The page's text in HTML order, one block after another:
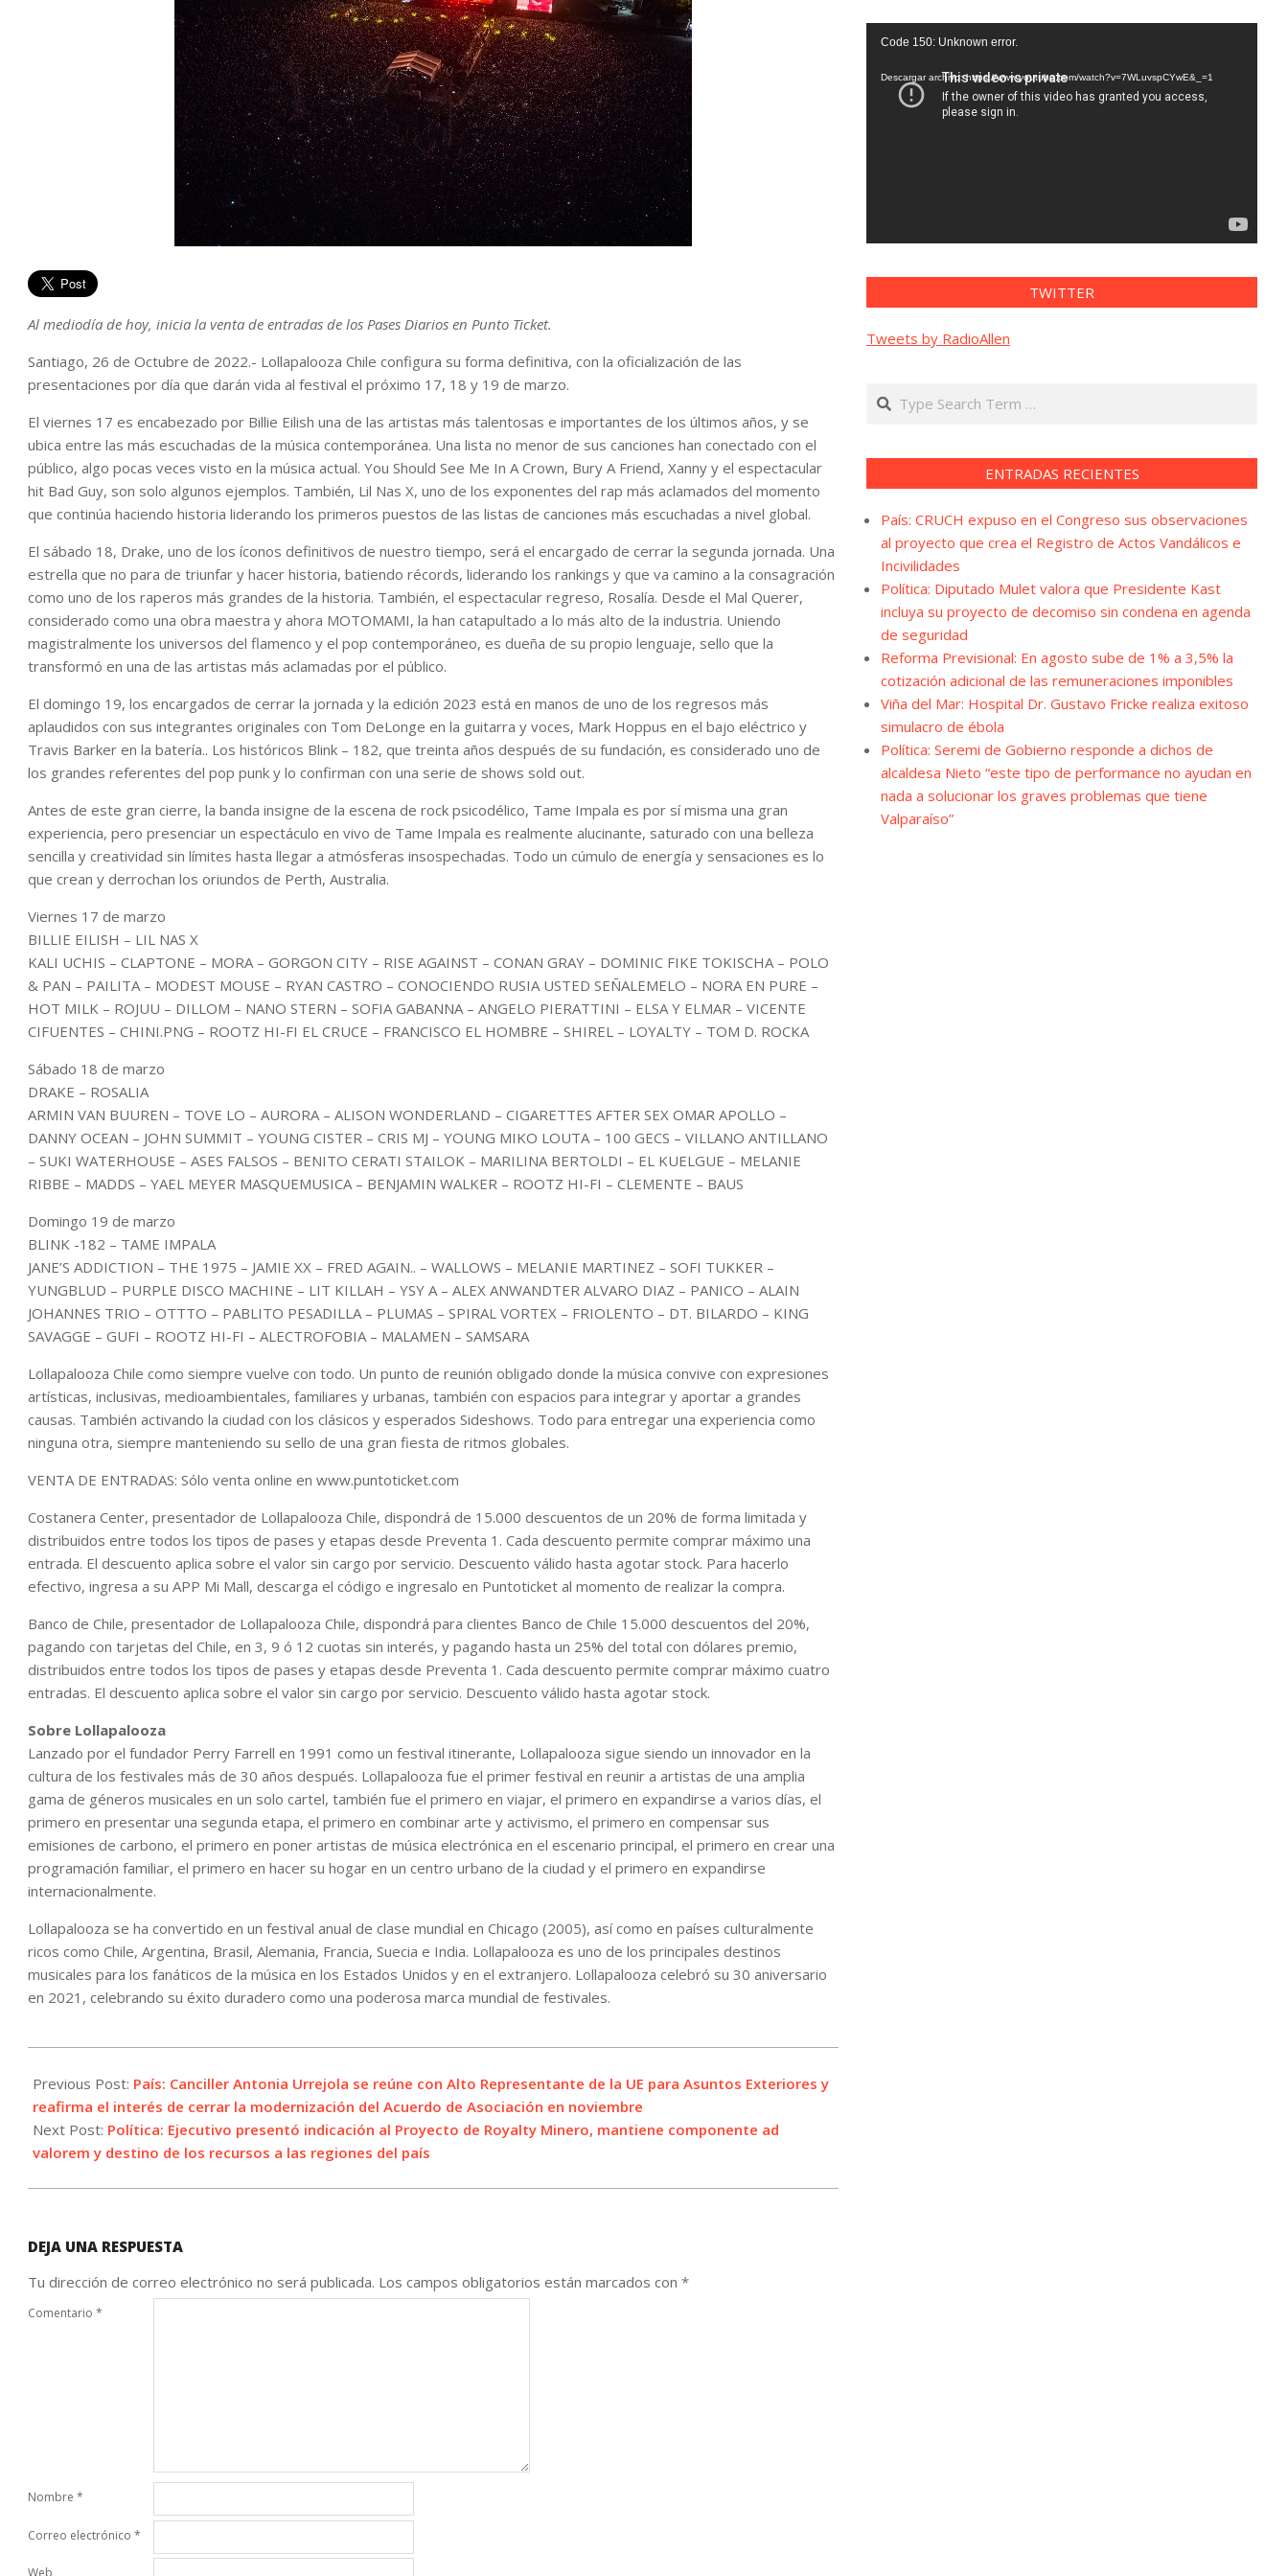
Al mediodía de hoy, inicia la venta de entradas de los Pases Diarios en Punto Ticket.
Santiago, 26 de Octubre de 2022.- Lollapalooza Chile configura su forma definitiva, con la oficialización de las
presentaciones por día que darán vida al festival el próximo 17, 18 y 19 de marzo.
El viernes 17 es encabezado por Billie Eilish una de las artistas más talentosas e importantes de los últimos años, y se
ubica entre las más escuchadas de la música contemporánea. Una lista no menor de sus canciones han conectado con el
público, algo pocas veces visto en la música actual. You Should See Me In A Crown, Bury A Friend, Xanny y el espectacular
hit Bad Guy, son solo algunos ejemplos. También, Lil Nas X, uno de los exponentes del rap más aclamados del momento
que continúa haciendo historia liderando los primeros puestos de las listas de canciones más escuchadas a nivel global.
El sábado 18, Drake, uno de los íconos definitivos de nuestro tiempo, será el encargado de cerrar la segunda jornada. Una
estrella que no para de triunfar y hacer historia, batiendo récords, liderando los rankings y que va camino a la consagración
como uno de los raperos más grandes de la historia. También, el espectacular regreso, Rosalía. Desde el Mal Querer,
considerado como una obra maestra y ahora MOTOMAMI, la han catapultado a lo más alto de la industria. Uniendo
magistralmente los universos del flamenco y el pop contemporáneo, es dueña de su propio lenguaje, sello que la
transformó en una de las artistas más aclamadas por el público.
El domingo 19, los encargados de cerrar la jornada y la edición 2023 está en manos de uno de los regresos más
aplaudidos con sus integrantes originales con Tom DeLonge en la guitarra y voces, Mark Hoppus en el bajo eléctrico y
Travis Barker en la batería.. Los históricos Blink – 182, que treinta años después de su fundación, es considerado uno de
los grandes referentes del pop punk y lo confirman con una serie de shows sold out.
Antes de este gran cierre, la banda insigne de la escena de rock psicodélico, Tame Impala es por sí misma una gran
experiencia, pero presenciar un espectáculo en vivo de Tame Impala es realmente alucinante, saturado con una belleza
sencilla y creatividad sin límites hasta llegar a atmósferas insospechadas. Todo un cúmulo de energía y sensaciones es lo
que crean y derrochan los oriundos de Perth, Australia.
Viernes 17 de marzo
BILLIE EILISH – LIL NAS X
KALI UCHIS – CLAPTONE – MORA – GORGON CITY – RISE AGAINST – CONAN GRAY – DOMINIC FIKE TOKISCHA – POLO
& PAN – PAILITA – MODEST MOUSE – RYAN CASTRO – CONOCIENDO RUSIA USTED SEÑALEMELO – NORA EN PURE –
HOT MILK – ROJUU – DILLOM – NANO STERN – SOFIA GABANNA – ANGELO PIERATTINI – ELSA Y ELMAR – VICENTE
CIFUENTES – CHINI.PNG – ROOTZ HI-FI EL CRUCE – FRANCISCO EL HOMBRE – SHIREL – LOYALTY – TOM D. ROCKA
Sábado 18 de marzo
DRAKE – ROSALIA
ARMIN VAN BUUREN – TOVE LO – AURORA – ALISON WONDERLAND – CIGARETTES AFTER SEX OMAR APOLLO –
DANNY OCEAN – JOHN SUMMIT – YOUNG CISTER – CRIS MJ – YOUNG MIKO LOUTA – 100 GECS – VILLANO ANTILLANO
– SUKI WATERHOUSE – ASES FALSOS – BENITO CERATI STAILOK – MARILINA BERTOLDI – EL KUELGUE – MELANIE
RIBBE – MADDS – YAEL MEYER MASQUEMUSICA – BENJAMIN WALKER – ROOTZ HI-FI – CLEMENTE – BAUS
Domingo 19 de marzo
BLINK -182 – TAME IMPALA
JANE’S ADDICTION – THE 1975 – JAMIE XX – FRED AGAIN.. – WALLOWS – MELANIE MARTINEZ – SOFI TUKKER –
YUNGBLUD – PURPLE DISCO MACHINE – LIT KILLAH – YSY A – ALEX ANWANDTER ALVARO DIAZ – PANICO – ALAIN
JOHANNES TRIO – OTTTO – PABLITO PESADILLA – PLUMAS – SPIRAL VORTEX – FRIOLENTO – DT. BILARDO – KING
SAVAGGE – GUFI – ROOTZ HI-FI – ALECTROFOBIA – MALAMEN – SAMSARA
Lollapalooza Chile como siempre vuelve con todo. Un punto de reunión obligado donde la música convive con expresiones
artísticas, inclusivas, medioambientales, familiares y urbanas, también con espacios para integrar y aportar a grandes
causas. También activando la ciudad con los clásicos y esperados Sideshows. Todo para entregar una experiencia como
ninguna otra, siempre manteniendo su sello de una gran fiesta de ritmos globales.
VENTA DE ENTRADAS: Sólo venta online en www.puntoticket.com
Costanera Center, presentador de Lollapalooza Chile, dispondrá de 15.000 descuentos de un 20% de forma limitada y
distribuidos entre todos los tipos de pases y etapas desde Preventa 1. Cada descuento permite comprar máximo una
entrada. El descuento aplica sobre el valor sin cargo por servicio. Descuento válido hasta agotar stock. Para hacerlo
efectivo, ingresa a su APP Mi Mall, descarga el código e ingresalo en Puntoticket al momento de realizar la compra.
Banco de Chile, presentador de Lollapalooza Chile, dispondrá para clientes Banco de Chile 15.000 descuentos del 20%,
pagando con tarjetas del Chile, en 3, 9 ó 12 cuotas sin interés, y pagando hasta un 25% del total con dólares premio,
distribuidos entre todos los tipos de pases y etapas desde Preventa 1. Cada descuento permite comprar máximo cuatro
entradas. El descuento aplica sobre el valor sin cargo por servicio. Descuento válido hasta agotar stock.
Sobre Lollapalooza
Lanzado por el fundador Perry Farrell en 1991 como un festival itinerante, Lollapalooza sigue siendo un innovador en la
cultura de los festivales más de 30 años después. Lollapalooza fue el primer festival en reunir a artistas de una amplia
gama de géneros musicales en un solo cartel, también fue el primero en viajar, el primero en expandirse a varios días, el
primero en presentar una segunda etapa, el primero en combinar arte y activismo, el primero en compensar sus
emisiones de carbono, el primero en poner artistas de música electrónica en el escenario principal, el primero en crear una
programación familiar, el primero en hacer su hogar en un centro urbano de la ciudad y el primero en expandirse
internacionalmente.
Lollapalooza se ha convertido en un festival anual de clase mundial en Chicago (2005), así como en países culturalmente
ricos como Chile, Argentina, Brasil, Alemania, Francia, Suecia e India. Lollapalooza es uno de los principales destinos
musicales para los fanáticos de la música en los Estados Unidos y en el extranjero. Lollapalooza celebró su 30 aniversario
en 2021, celebrando su éxito duradero como una poderosa marca mundial de festivales.
10-
26
Previous Post: País: Canciller Antonia Urrejola se reúne con Alto Representante de la UE para Asuntos Exteriores y
reafirma el interés de cerrar la modernización del Acuerdo de Asociación en noviembre
Next Post: Política: Ejecutivo presentó indicación al Proyecto de Royalty Minero, mantiene componente ad
valorem y destino de los recursos a las regiones del país
DEJA UNA RESPUESTA
Tu dirección de correo electrónico no será publicada. Los campos obligatorios están marcados con *
Comentario *
Nombre *
Correo electrónico *
Web
Reproductor
vídeo
Code 150: Unknown error.
Descargar archivo: https://www.youtube.com/watch?v=7WLuvspCYwE&_=1
TWITTER
Tweets by RadioAllen
Search
ENTRADAS RECIENTES
País: CRUCH expuso en el Congreso sus observaciones
al proyecto que crea el Registro de Actos Vandálicos e
Incivilidades
Política: Diputado Mulet valora que Presidente Kast
incluya su proyecto de decomiso sin condena en agenda
de seguridad
Reforma Previsional: En agosto sube de 1% a 3,5% la
cotización adicional de las remuneraciones imponibles
Viña del Mar: Hospital Dr. Gustavo Fricke realiza exitoso
simulacro de ébola
Política: Seremi de Gobierno responde a dichos de
alcaldesa Nieto “este tipo de performance no ayudan en
nada a solucionar los graves problemas que tiene
Valparaíso”